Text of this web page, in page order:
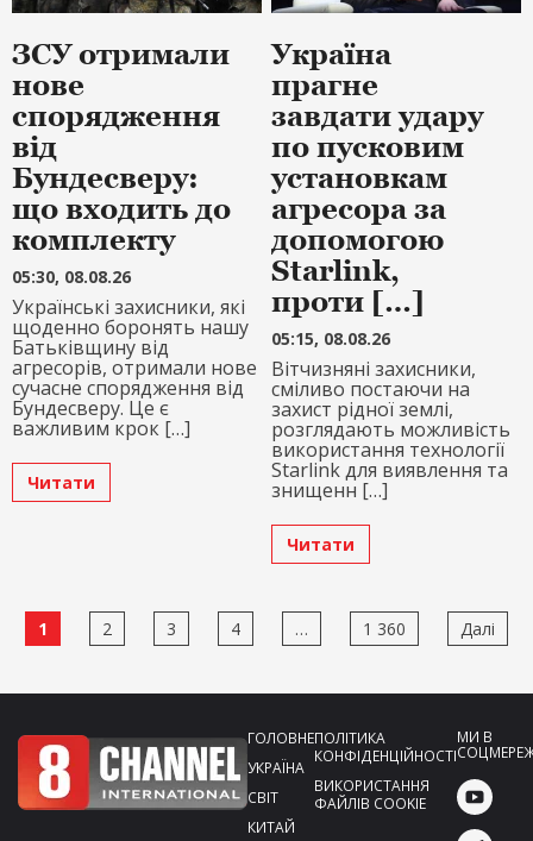
ЗСУ отримали
нове
спорядження
від
Бундесверу:
що входить до
комплекту
05:30, 08.08.26
Українські захисники, які
щоденно боронять нашу
Батьківщину від
агресорів, отримали нове
сучасне спорядження від
Бундесверу. Це є
важливим крок […]
Читати
Україна
прагне
завдати удару
по пусковим
установкам
агресора за
допомогою
Starlink,
проти […]
05:15, 08.08.26
Вітчизняні захисники,
сміливо постаючи на
захист рідної землі,
розглядають можливість
використання технології
Starlink для виявлення та
знищенн […]
Читати
Пагінація
записів
1 2 3 4 … 1 360 Далі
ГОЛОВНЕ
УКРАЇНА
СВІТ
КИТАЙ
ПОЛІТИКА
КОНФІДЕНЦІЙНОСТІ
ВИКОРИСТАННЯ
ФАЙЛІВ COOKIE
МИ В